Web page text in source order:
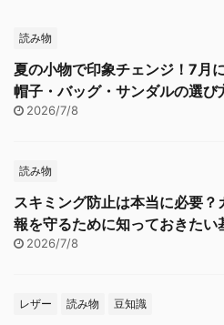
読み物
夏の小物で印象チェンジ！7月
帽子・バッグ・サンダルの選び
2026/7/8
読み物
スキミング防止は本当に必要？
報を守るために知っておきたい
2026/7/8
レザー 読み物 豆知識